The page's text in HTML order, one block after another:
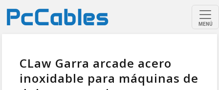
MENÚ
CLaw Garra arcade acero
inoxidable para máquinas de